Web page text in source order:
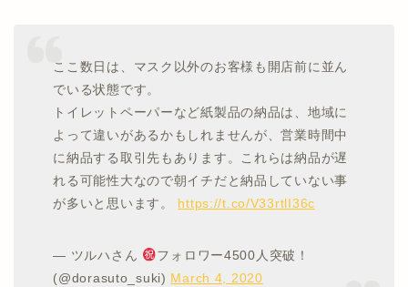
ここ数日は、マスク以外のお客様も開店前に並ん
でいる状態です。
トイレットペーパーなど紙製品の納品は、地域に
よって違いがあるかもしれませんが、営業時間中
に納品する取引先もあります。これらは納品が遅
れる可能性大なので朝イチだと納品していない事
が多いと思います。 https://t.co/V33rtlI36c
— ツルハさん
フォロワー4500人突破！
(@dorasuto_suki) March 4, 2020